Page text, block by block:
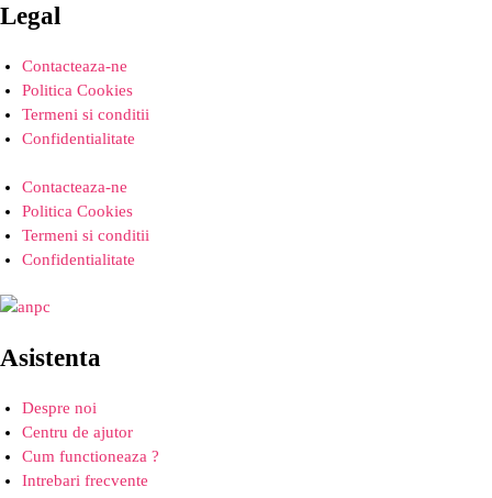
Legal
Contacteaza-ne
Politica Cookies
Termeni si conditii
Confidentialitate
Contacteaza-ne
Politica Cookies
Termeni si conditii
Confidentialitate
Asistenta
Despre noi
Centru de ajutor
Cum functioneaza ?
Intrebari frecvente